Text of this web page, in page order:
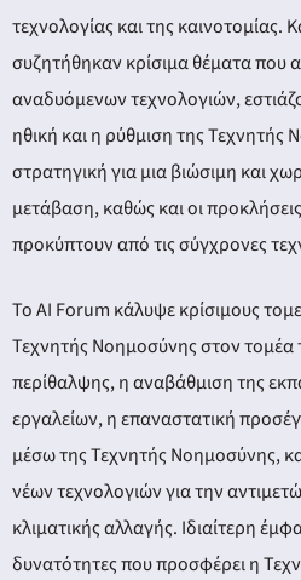
τεχνολογίας και της καινοτομίας.
συζητήθηκαν κρίσιμα θέματα που
αναδυόμενων τεχνολογιών,
ηθική και η ρύθμιση της
στρατηγική για μια βιώσιμη και
μετάβαση, καθώς και οι προκλήσεις
προκύπτουν από τις σύγχρονες
Το AI Forum κάλυψε κρίσιμους
Τεχνητής Νοημοσύνης στον τομέα
περίθαλψης, η αναβάθμιση της
εργαλείων, η επαναστατική
μέσω της Τεχνητής Νοημοσύνης,
νέων τεχνολογιών για την
κλιματικής αλλαγής. Ιδιαίτερη
δυνατότητες που προσφέρει η